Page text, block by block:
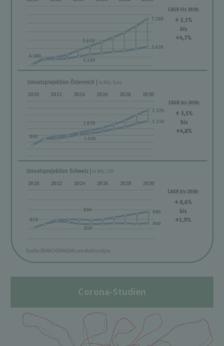
Corona-Studien